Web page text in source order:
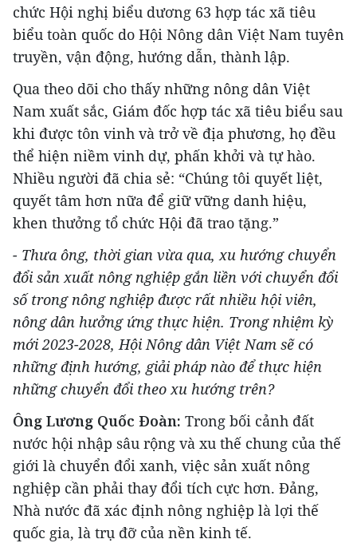
chức Hội nghị biểu dương 63 hợp tác xã tiêu
biểu toàn quốc do Hội Nông dân Việt Nam tuyên
truyền, vận động, hướng dẫn, thành lập.
Qua theo dõi cho thấy những nông dân Việt
Nam xuất sắc, Giám đốc hợp tác xã tiêu biểu sau
khi được tôn vinh và trở về địa phương, họ đều
thể hiện niềm vinh dự, phấn khởi và tự hào.
Nhiều người đã chia sẻ: “Chúng tôi quyết liệt,
quyết tâm hơn nữa để giữ vững danh hiệu,
khen thưởng tổ chức Hội đã trao tặng.”
- Thưa ông, thời gian vừa qua, xu hướng chuyển
đổi sản xuất nông nghiệp gắn liền với chuyển đổi
số trong nông nghiệp được rất nhiều hội viên,
nông dân hưởng ứng thực hiện. Trong nhiệm kỳ
mới 2023-2028, Hội Nông dân Việt Nam sẽ có
những định hướng, giải pháp nào để thực hiện
những chuyển đổi theo xu hướng trên?
Ông Lương Quốc Đoàn: Trong bối cảnh đất
nước hội nhập sâu rộng và xu thế chung của thế
giới là chuyển đổi xanh, việc sản xuất nông
nghiệp cần phải thay đổi tích cực hơn. Đảng,
Nhà nước đã xác định nông nghiệp là lợi thế
quốc gia, là trụ đỡ của nền kinh tế.